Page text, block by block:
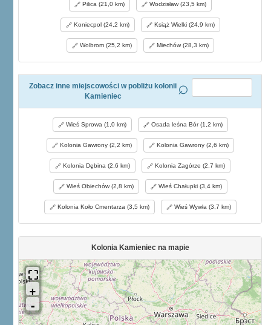
Pilica (21,0 km) Wodzisław (23,5 km)
Koniecpol (24,2 km) Książ Wielki (24,9 km)
Wolbrom (25,2 km) Miechów (28,3 km)
Zobacz inne miejscowości w pobliżu kolonii
Kamieniec
Wieś Sprowa (1,0 km) Osada leśna Bór (1,2 km)
Kolonia Gawrony (2,2 km) Kolonia Gawrony (2,6 km)
Kolonia Dębina (2,6 km) Kolonia Zagórze (2,7 km)
Wieś Obiechów (2,8 km) Wieś Chałupki (3,4 km)
Kolonia Koło Cmentarza (3,5 km) Wieś Wywła (3,7 km)
Kolonia Kamieniec na mapie